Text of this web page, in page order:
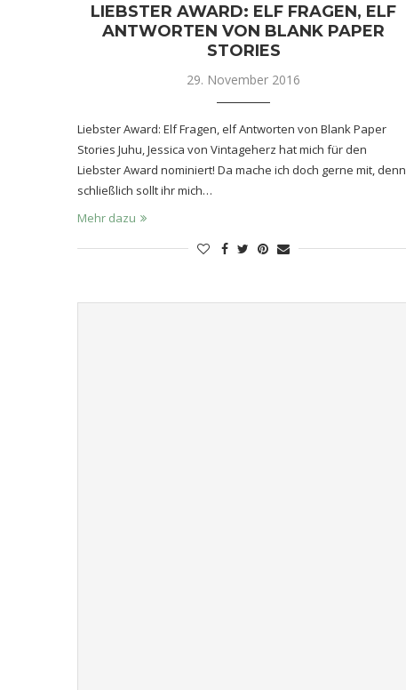
LIEBSTER AWARD: ELF FRAGEN, ELF
ANTWORTEN VON BLANK PAPER
STORIES
29. November 2016
Liebster Award: Elf Fragen, elf Antworten von Blank Paper
Stories Juhu, Jessica von Vintageherz hat mich für den
Liebster Award nominiert! Da mache ich doch gerne mit, denn
schließlich sollt ihr mich…
Mehr dazu